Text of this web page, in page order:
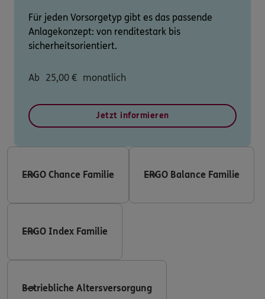
Für jeden Vorsorgetyp gibt es das passende
Anlagekonzept: von renditestark bis
sicherheitsorientiert.
Ab 25,00 € monatlich
Jetzt informieren
ERGO Chance Familie ERGO Balance Familie
ERGO Index Familie
Betriebliche Altersversorgung